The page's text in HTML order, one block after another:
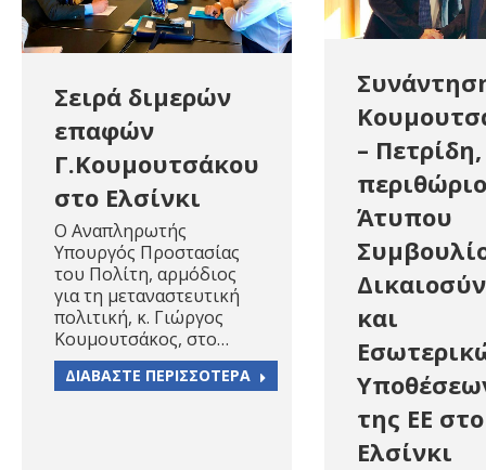
Σειρά διμερών
επαφών
Γ.Κουμουτσάκου
στο Ελσίνκι
Ο Αναπληρωτής
Υπουργός Προστασίας
του Πολίτη, αρμόδιος
για τη μεταναστευτική
πολιτική, κ. Γιώργος
Κουμουτσάκος, στο…
ΔΙΑΒΑΣΤΕ ΠΕΡΙΣΣΟΤΕΡΑ
–
Άτυπου
και
της ΕΕ στο
Ελσίνκι